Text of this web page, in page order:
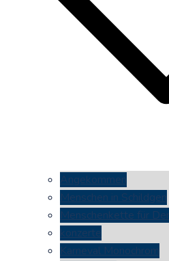
Angekommen
Menschen in Schildgen
Menschenkette für
konzerte
Karneval Monochrom